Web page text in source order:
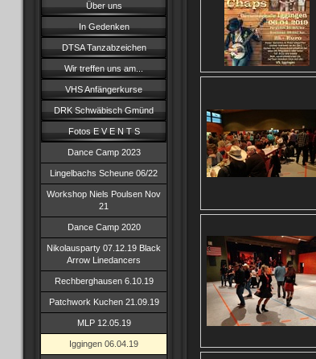
Über uns
In Gedenken
DTSA Tanzabzeichen
Wir treffen uns am...
VHS Anfängerkurse
DRK Schwäbisch Gmünd
Fotos E V E N T S
Dance Camp 2023
Lingelbachs Scheune 06/22
Workshop Niels Poulsen Nov
21
Dance Camp 2020
Nikolausparty 07.12.19 Black
Arrow Linedancers
Rechberghausen 6.10.19
Patchwork Kuchen 21.09.19
MLP 12.05.19
Iggingen 06.04.19